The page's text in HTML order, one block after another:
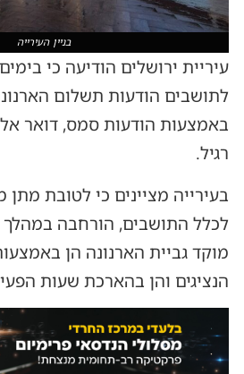
בניין העירייה
עיריית ירושלים הודיעה כי
באמצעות הודעות סמס, דואר
רגיל.
בעירייה מציינים כי לטובת מתן
לכלל התושבים, הורחבה במהלך
מוקד גביית הארנונה הן
הנציגים והן בהארכת שעות